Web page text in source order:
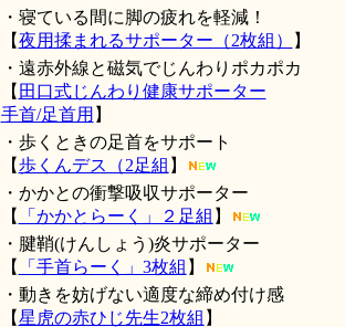
・寝ている間に脚の疲れを軽減！
【夜用揉まれるサポーター（2枚組）
】
・遠赤外線と磁気でじんわりポカポカ
【 田口式じんわり健康サポーター
手首/足首用 】
・歩くときの足首をサポート
【歩くんデス（2足組 】
・かかとの衝撃吸収サポーター
【
「かかとらーく」２足組 】
・腱鞘(けんしょう)炎サポーター
【
「手首らーく」3枚組 】
・動きを妨げない適度な締め付け感
【星虎の赤ひじ先生2枚組 】